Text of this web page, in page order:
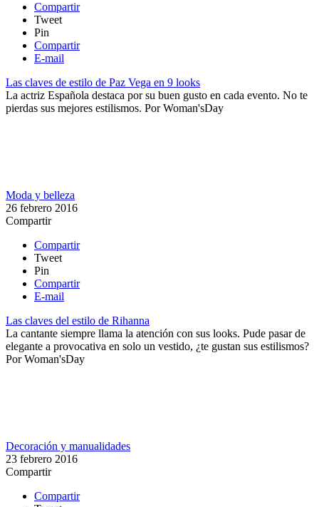
Compartir
Tweet
Pin
Compartir
E-mail
Las claves de estilo de Paz Vega en 9 looks
La actriz Española destaca por su buen gusto en cada evento. No te
pierdas sus mejores estilismos. PorWoman'sDay
Moda y belleza
26 febrero 2016
Compartir
Compartir
Tweet
Pin
Compartir
E-mail
Las claves del estilo de Rihanna
La cantante siempre llama la atención con sus looks. Pude pasar de
elegante a provocativa en solo un vestido, ¿te gustan sus estilismos?
PorWoman'sDay
Decoración y manualidades
23 febrero 2016
Compartir
Compartir